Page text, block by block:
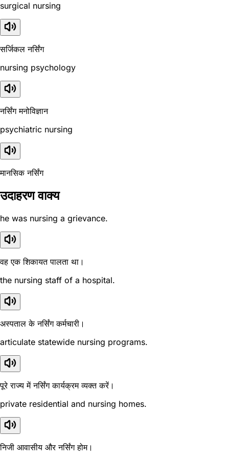
surgical nursing
सर्जिकल नर्सिंग
nursing psychology
नर्सिंग मनोविज्ञान
psychiatric nursing
मानसिक नर्सिंग
उदाहरण वाक्य
he was nursing a grievance.
वह एक शिकायत पालता था।
the nursing staff of a hospital.
अस्पताल के नर्सिंग कर्मचारी।
articulate statewide nursing programs.
पूरे राज्य में नर्सिंग कार्यक्रम व्यक्त करें।
private residential and nursing homes.
निजी आवासीय और नर्सिंग होम।